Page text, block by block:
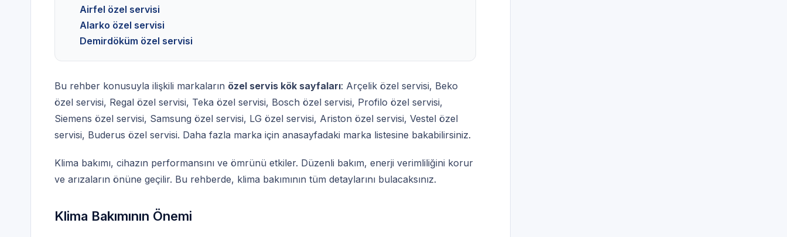
Airfel özel servisi
Alarko özel servisi
Demirdöküm özel servisi
Bu rehber konusuyla ilişkili markaların özel servis kök sayfaları: Arçelik özel servisi, Beko
özel servisi, Regal özel servisi, Teka özel servisi, Bosch özel servisi, Profilo özel servisi,
Siemens özel servisi, Samsung özel servisi, LG özel servisi, Ariston özel servisi, Vestel özel
servisi, Buderus özel servisi. Daha fazla marka için anasayfadaki marka listesine bakabilirsiniz.
Klima bakımı, cihazın performansını ve ömrünü etkiler. Düzenli bakım, enerji verimliliğini korur
ve arızaların önüne geçilir. Bu rehberde, klima bakımının tüm detaylarını bulacaksınız.
Klima Bakımının Önemi